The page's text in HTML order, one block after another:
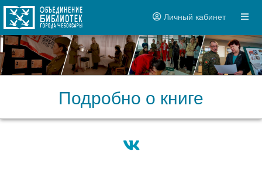
Личный кабинет
Подробно о книге